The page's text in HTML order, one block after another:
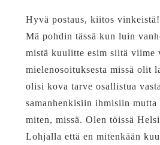
Hyvä postaus, kiitos vinkeistä!
Mä pohdin tässä kun luin
mistä kuulitte esim siitä viime
mielenosoituksesta missä olit
olisi kova tarve osallistua
samanhenkisiin ihmisiin mutta
miten, missä. Olen töissä
Lohjalla että en mitenkään